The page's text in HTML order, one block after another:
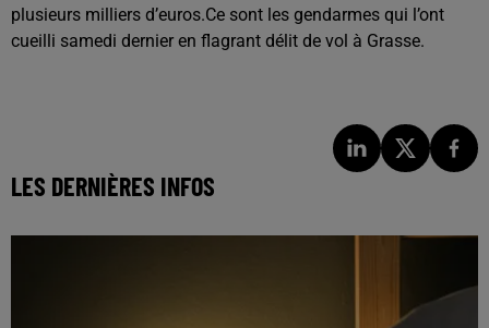
plusieurs milliers d’euros.Ce sont les gendarmes qui l’ont
cueilli samedi dernier en flagrant délit de vol à Grasse.
LES DERNIÈRES INFOS